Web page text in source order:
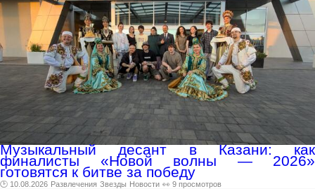
Музыкальный десант в Казани: как
финалисты «Новой волны — 2026»
готовятся к битве за победу
🕑 10.08.2026 Развлечения Звезды Новости 👀 9 просмотров